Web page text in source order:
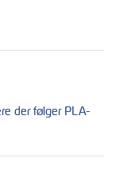
der følger PLA-